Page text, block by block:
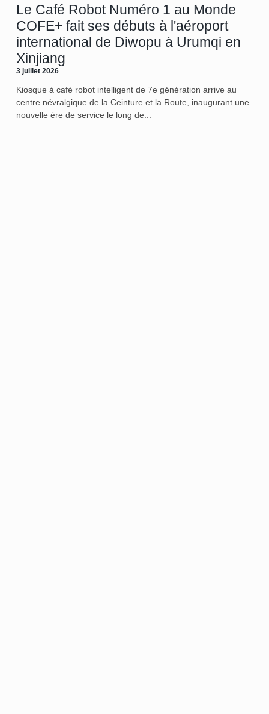
Le Café Robot Numéro 1 au Monde
COFE+ fait ses débuts à l'aéroport
international de Diwopu à Urumqi en
Xinjiang
3 juillet 2026
Kiosque à café robot intelligent de 7e génération arrive au
centre névralgique de la Ceinture et la Route, inaugurant une
nouvelle ère de service le long de...